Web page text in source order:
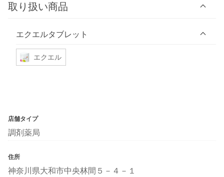
取り扱い商品
エクエルタブレット
エクエル
店舗タイプ
調剤薬局
住所
神奈川県大和市中央林間５－４－１